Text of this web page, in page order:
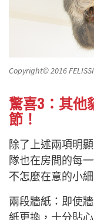
Copyright© 2016
驚喜3：其他
節！
除了上述兩項明
隊也在房間的每
不怎麼在意的小
兩段牆紙：即使
紙更換，十分貼